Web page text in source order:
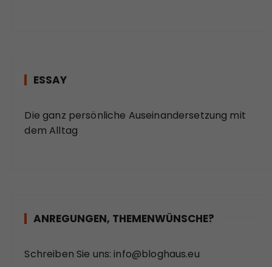
ESSAY
Die ganz persönliche Auseinandersetzung mit
dem Alltag
ANREGUNGEN, THEMENWÜNSCHE?
Schreiben Sie uns: info@bloghaus.eu